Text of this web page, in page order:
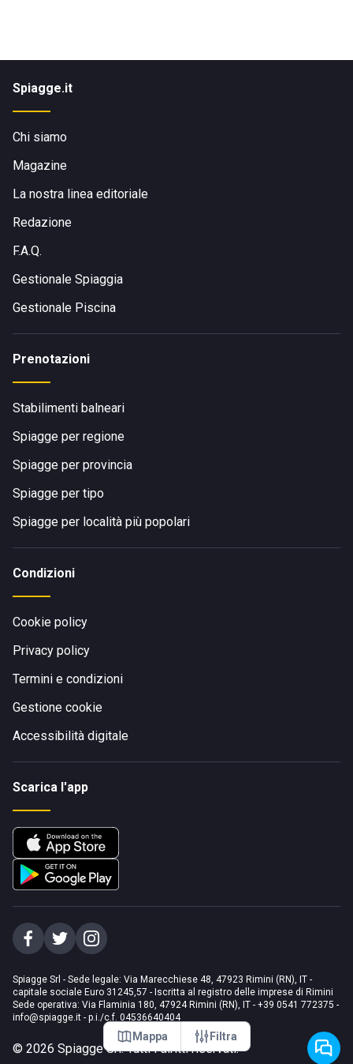
Mappa Filtra
Spiagge.it
Chi siamo
Magazine
La nostra linea editoriale
Redazione
F.A.Q.
Gestionale Spiaggia
Gestionale Piscina
Prenotazioni
Stabilimenti balneari
Spiagge per regione
Spiagge per provincia
Spiagge per tipo
Spiagge per località più popolari
Condizioni
Cookie policy
Privacy policy
Termini e condizioni
Gestione cookie
Accessibilità digitale
Scarica l'app
Spiagge Srl - Sede legale: Via Marecchiese 48, 47923 Rimini (RN), IT -
capitale sociale Euro 31245,57 - Iscritta al registro delle imprese di Rimini
Sede operativa: Via Flaminia 180, 47924 Rimini (RN), IT - +39 0541 772375 -
info@spiagge.it - p.i./c.f. 04536640404
© 2026 Spiagge Srl. Tutti i diritti riservati.